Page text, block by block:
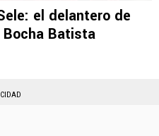
el delantero de
Bocha Batista